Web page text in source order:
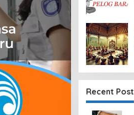
Recent Post